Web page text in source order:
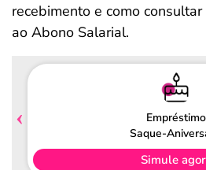
recebimento e como
ao Abono Salarial.
Empréstimo
Saque-
Simule